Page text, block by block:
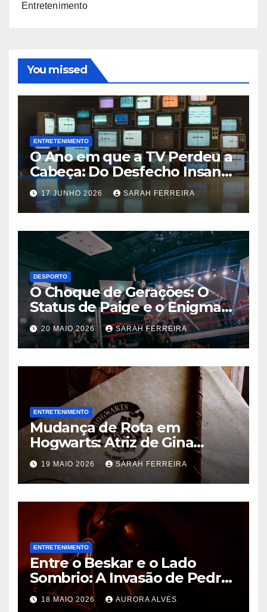
Entretenimento
You missed
ENTRETENIMENTO
O Ano em que a TV Perdeu a
Cabeça: Do Desfecho Insano
de ‘Wandinha’ aos Melhores
Shows de 2026
17 JUNHO 2026 SARAH FERREIRA
DESPORTO
O Choque de Gerações: O
Status de Paige e o Enigma
Chris Jericho na WWE
20 MAIO 2026 SARAH FERREIRA
ENTRETENIMENTO
Mudança de Rota em
Hogwarts: Atriz de Gina
Weasley Deixa a Nova Série
da HBO Após a Primeira
Temporada
19 MAIO 2026 SARAH FERREIRA
ENTRETENIMENTO
Entre o Beskar e o Lado
Sombrio: A Invasão de Pedro
Pascal na Disney e o Futuro
de Hayden Christensen em
18 MAIO 2026 AURORA ALVES